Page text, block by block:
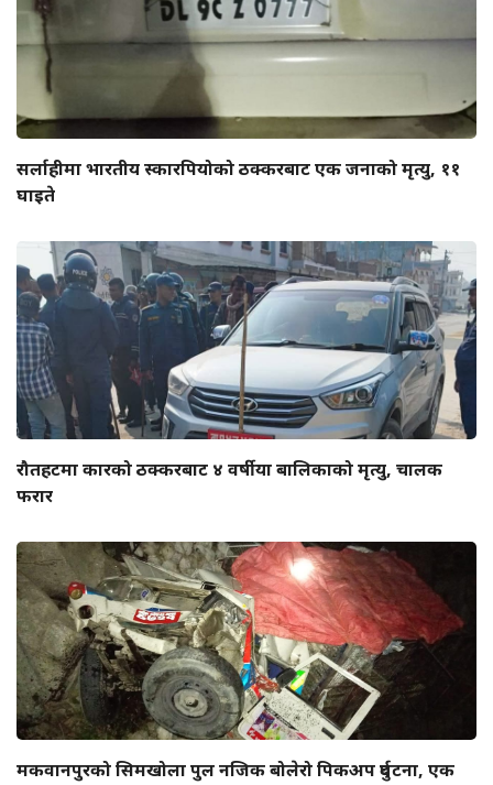
सर्लाहीमा भारतीय स्कारपियोको ठक्करबाट एक जनाको मृत्यु, ११
घाइते
रौतहटमा कारको ठक्करबाट ४ वर्षीया बालिकाको मृत्यु, चालक
फरार
मकवानपुरको सिमखोला पुल नजिक बोलेरो पिकअप दुर्घटना, एक